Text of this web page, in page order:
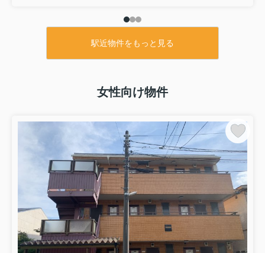
駅近物件をもっと見る
女性向け物件